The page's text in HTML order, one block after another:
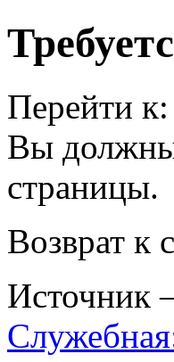
Перейти к:
Вы
страницы.
Возврат к
Источник